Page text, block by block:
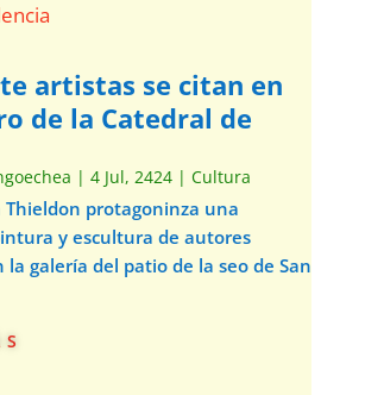
artistas se citan en
de la Catedral de
| 4 Jul, 2424| Cultura
Thieldon protagoninza una
y escultura de autores
galería del patio de la seo de San